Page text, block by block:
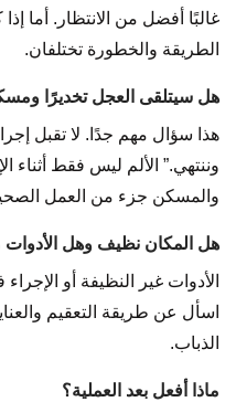
غالبًا أفضل من الانتظار. أما
الطريقة والخطورة تختلفان.
هل سيتلقى العجل تخديرًا
هذا سؤال مهم جدًا. لا تقبل
وننتهي.” الألم ليس فقط أثناء
والمسكن جزء من العمل
هل المكان نظيف وهل الأدوات
الأدوات غير النظيفة أو
اسأل عن طريقة التعقيم
الذباب.
ماذا أفعل بعد العملية؟